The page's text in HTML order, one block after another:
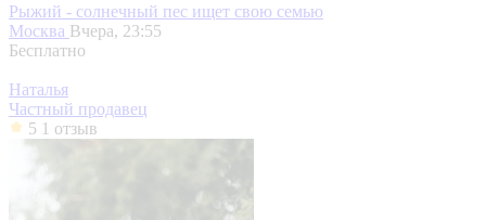
Рыжий - солнечный пес ищет свою семью
Москва Вчера, 23:55
Бесплатно
Наталья
Частный продавец
5 1 отзыв